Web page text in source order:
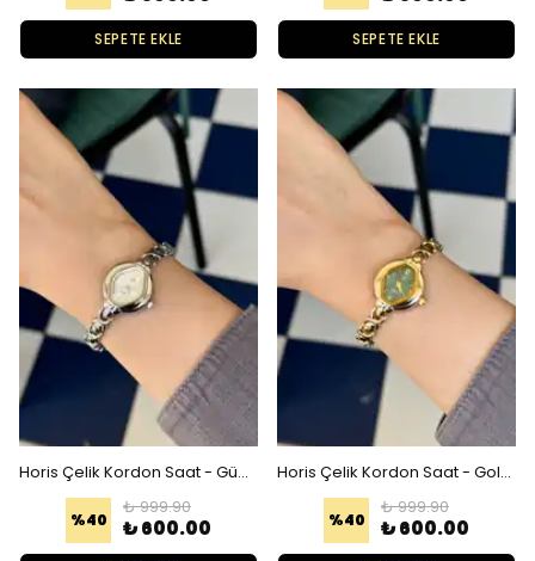
SEPETE EKLE SEPETE EKLE
Horis Çelik Kordon Saat - Gümüş Beyaz
%40
₺ 999.90
₺ 600.00
Horis Çelik Kordon Saat - Gold Yeşil
%40
₺ 999.90
₺ 600.00